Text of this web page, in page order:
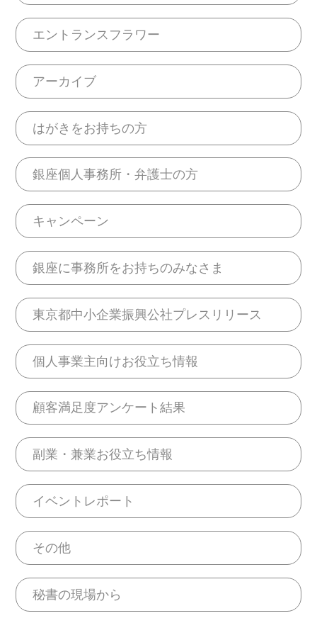
エントランスフラワー
アーカイブ
はがきをお持ちの方
銀座個人事務所・弁護士の方
キャンペーン
銀座に事務所をお持ちのみなさま
東京都中小企業振興公社プレスリリース
個人事業主向けお役立ち情報
顧客満足度アンケート結果
副業・兼業お役立ち情報
イベントレポート
その他
秘書の現場から